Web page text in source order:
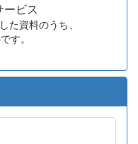
ビス
資料のうち、
す。